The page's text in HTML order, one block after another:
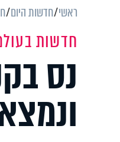
ראשי חדשות היום
חדשות